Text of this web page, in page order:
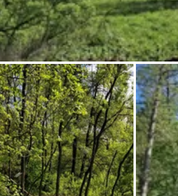
Conseils et inspirations
Récits d'aventures
Bons cadeaux
À propos de nous
Shop
Contact